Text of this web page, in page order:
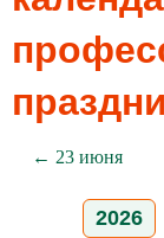
← 23 июня
2026